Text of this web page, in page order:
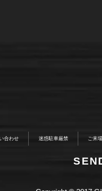
合わせ 迷惑駐車厳禁 ご来